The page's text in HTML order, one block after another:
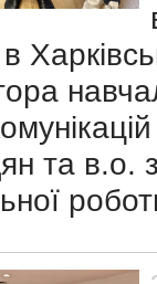
та в.о.